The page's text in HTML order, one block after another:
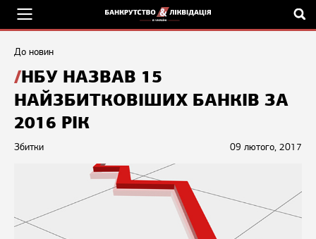
До новин
НБУ НАЗВАВ 15
НАЙЗБИТКОВІШИХ БАНКІВ ЗА
2016 РІК
09 лютого, 2017
Збитки